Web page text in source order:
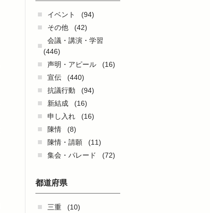
イベント
(94)
その他
(42)
会議・講演・学習
(446)
声明・アピール
(16)
宣伝
(440)
抗議行動
(94)
新結成
(16)
申し入れ
(16)
陳情
(8)
陳情・請願
(11)
集会・パレード
(72)
都道府県
三重
(10)